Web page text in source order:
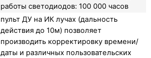
работы светодиодов: 100 000 часов
пульт ДУ на ИК лучах (дальность
действия до 10м) позволяет
производить корректировку времени/
даты и различных пользовательских